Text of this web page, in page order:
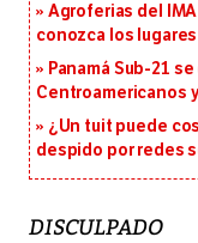
Agroferias del
conozca los lugares
Panamá Sub-21
Centroamericanos
¿Un tuit puede
despido por redes
DISCULPADO